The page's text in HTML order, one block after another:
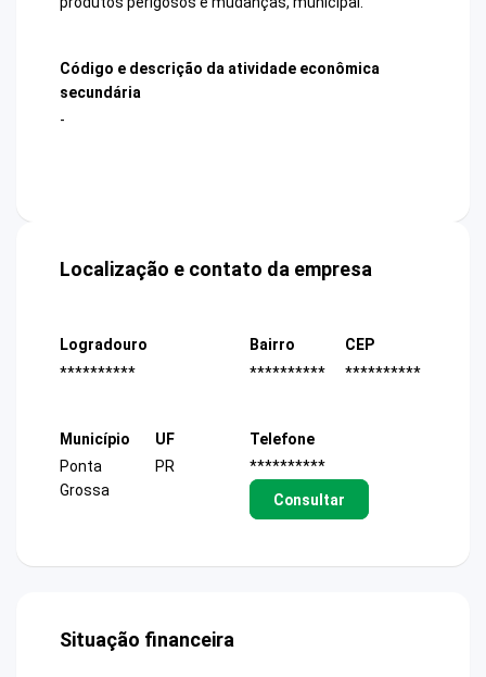
Código e descrição da atividade econômica
secundária
-
Localização e contato da empresa
Logradouro
**********
Bairro
**********
CEP
**********
Município
Ponta
Grossa
UF
PR
Telefone
**********
Consultar
Situação financeira